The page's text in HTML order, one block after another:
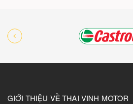
GIỚI THIỆU VỀ THAI VINH MOTOR